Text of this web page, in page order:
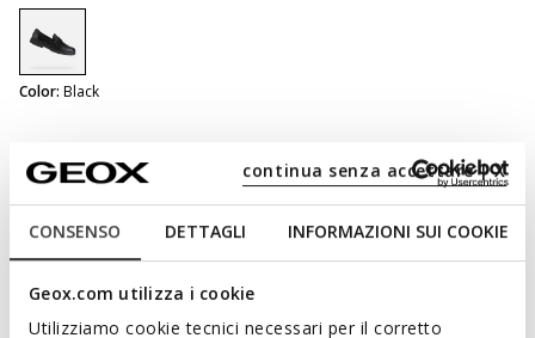
CONSENSO DETTAGLI INFORMAZIONI SUI COOKIE
Geox.com utilizza i cookie
Utilizziamo cookie tecnici necessari per il corretto
continua senza accettare | X
Spherica Ec11 B Man
Leather loafers
Color: Black
selected
NOT SHOPPABLE
We are sorry! It is not possible to purchase this item in the